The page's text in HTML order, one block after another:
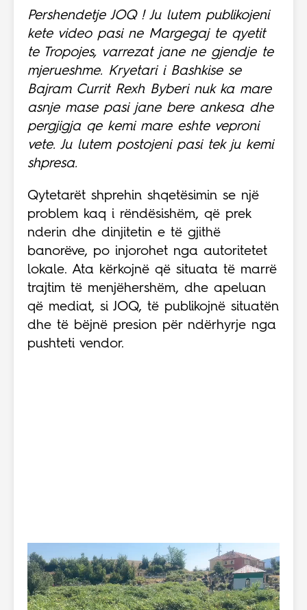
Pershendetje JOQ ! Ju lutem publikojeni
kete video pasi ne Margegaj te qyetit
te Tropojes, varrezat jane ne gjendje te
mjerueshme. Kryetari i Bashkise se
Bajram Currit Rexh Byberi nuk ka mare
asnje mase pasi jane bere ankesa dhe
pergjigja qe kemi mare eshte veproni
vete. Ju lutem postojeni pasi tek ju kemi
shpresa.
Qytetarët shprehin shqetësimin se një
problem kaq i rëndësishëm, që prek
nderin dhe dinjitetin e të gjithë
banorëve, po injorohet nga autoritetet
lokale. Ata kërkojnë që situata të marrë
trajtim të menjëhershëm, dhe apeluan
që mediat, si JOQ, të publikojnë situatën
dhe të bëjnë presion për ndërhyrje nga
pushteti vendor.